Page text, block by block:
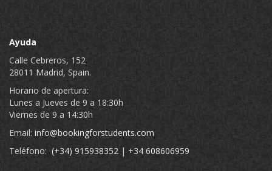
Ayuda
Calle Cebreros, 152
28011 Madrid, Spain.
Horario de apertura:
Lunes a Jueves de 9 a 18:30h
Viernes de 9 a 14:30h
Email: info@bookingforstudents.com
Teléfono: (+34) 915938352 | +34 608606959